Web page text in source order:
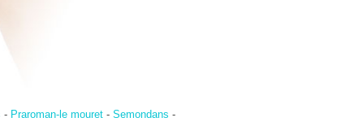
- Praroman-le mouret- Semondans -